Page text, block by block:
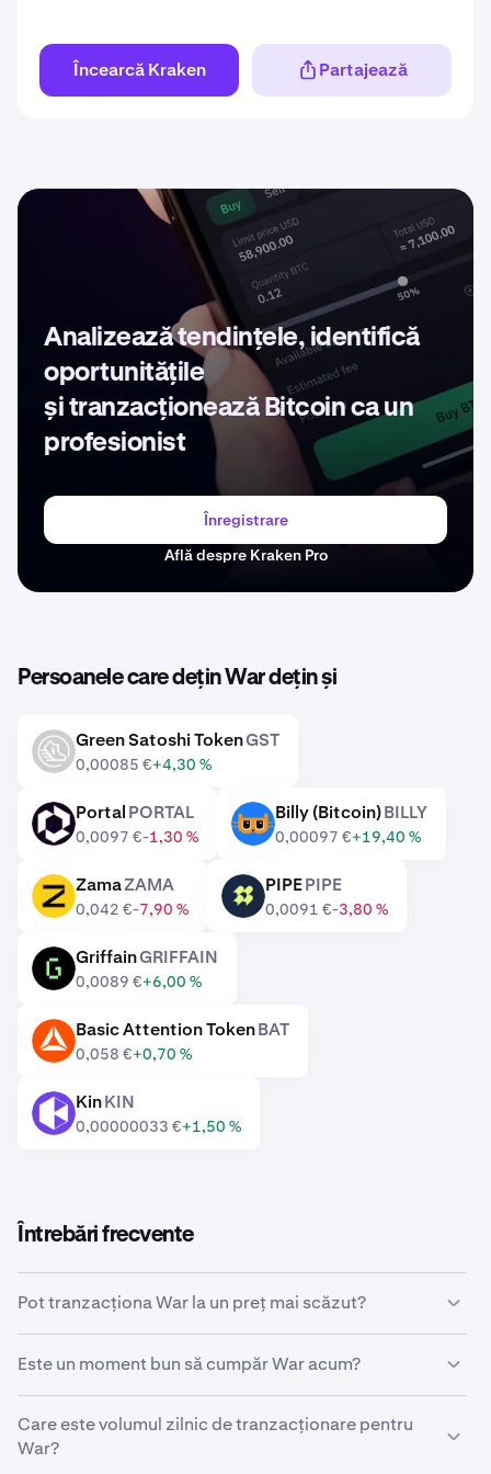
Încearcă Kraken Partajează
Analizează tendințele, identifică
oportunitățile
și tranzacționează Bitcoin ca un
profesionist
Înregistrare
Află despre Kraken Pro
Persoanele care dețin War dețin și
GST Green Satoshi TokenGST
0,00085 €+4,30 %
PORTAL PortalPORTAL
0,0097 €-1,30 %
BILLY Billy (Bitcoin)BILLY
0,00097 €+19,40 %
ZAMA ZamaZAMA
0,042 €-7,90 %
PIPE PIPEPIPE
0,0091 €-3,80 %
GRIFFAIN GriffainGRIFFAIN
0,0089 €+6,00 %
BAT Basic Attention TokenBAT
0,058 €+0,70 %
KIN KinKIN
0,00000033 €+1,50 %
Întrebări frecvente
Pot tranzacționa War la un preț mai scăzut?
cumpăra automat War, dacă ajunge la un preț mai
scăzut.
Este un moment bun să cumpăr War acum?
pentru care mulți traderi aleg, în schimb,calculul mediei
costului în dolari
Care este volumul zilnic de tranzacționare pentru
War?